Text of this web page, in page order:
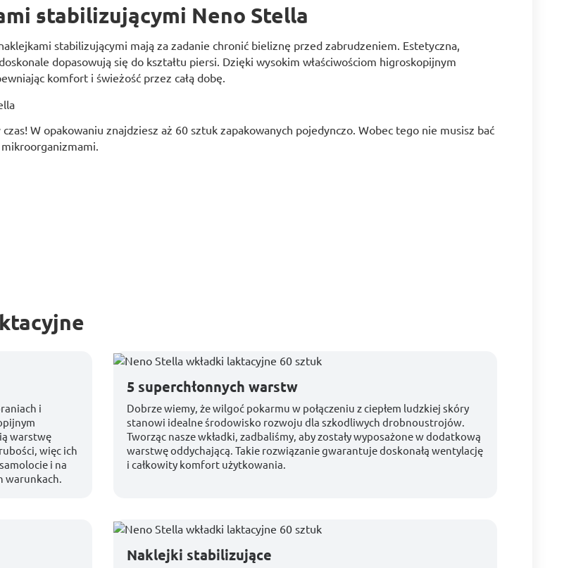
stabilizującymi Neno Stella
stabilizującymi mają za zadanie chronić bieliznę przed zabrudzeniem. Estetyczna,
dopasowują się do kształtu piersi. Dzięki wysokim właściwościom higroskopijnym
komfort i świeżość przez całą dobę.
W opakowaniu znajdziesz aż 60 sztuk zapakowanych pojedynczo. Wobec tego nie musisz bać
i
warstwę
więc ich
i na
warunkach.
5 superchłonnych warstw
Dobrze wiemy, że wilgoć pokarmu w połączeniu z ciepłem ludzkiej skóry
stanowi idealne środowisko rozwoju dla szkodliwych drobnoustrojów.
Tworząc nasze wkładki, zadbaliśmy, aby zostały wyposażone w dodatkową
warstwę oddychającą. Takie rozwiązanie gwarantuje doskonałą wentylację
i całkowity komfort użytkowania.
Naklejki stabilizujące